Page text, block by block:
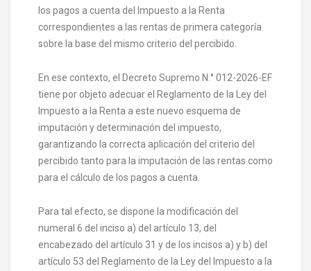
los pagos a cuenta del Impuesto a la Renta
correspondientes a las rentas de primera categoría
sobre la base del mismo criterio del percibido.
En ese contexto, el Decreto Supremo N.° 012-2026-EF
tiene por objeto adecuar el Reglamento de la Ley del
Impuesto a la Renta a este nuevo esquema de
imputación y determinación del impuesto,
garantizando la correcta aplicación del criterio del
percibido tanto para la imputación de las rentas como
para el cálculo de los pagos a cuenta.
Para tal efecto, se dispone la modificación del
numeral 6 del inciso a) del artículo 13, del
encabezado del artículo 31 y de los incisos a) y b) del
artículo 53 del Reglamento de la Ley del Impuesto a la